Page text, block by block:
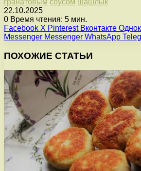
гранатовым соусом
шашлык
22.10.2025
0 Время чтения: 5 мин.
Facebook X Pinterest Вконтакте
Messenger Messenger WhatsApp
ПОХОЖИЕ СТАТЬИ